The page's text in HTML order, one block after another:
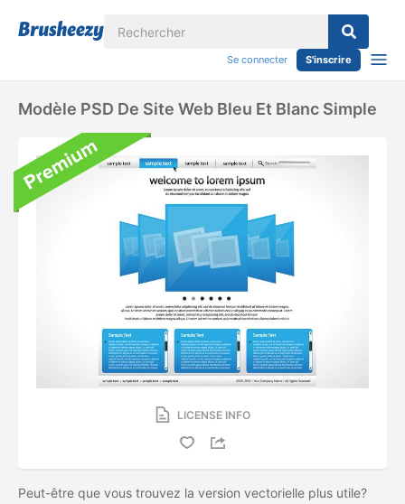
Se connecter S'inscrire
Modèle PSD De Site Web Bleu Et Blanc Simple
LICENSE INFO
Peut-être que vous trouvez la version vectorielle plus utile?